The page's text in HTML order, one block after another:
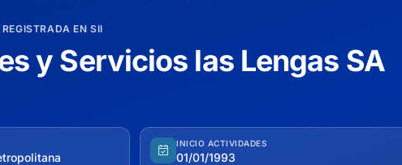
EN SII
y Servicios las Lengas SA
INICIO ACTIVIDADES
01/01/1993